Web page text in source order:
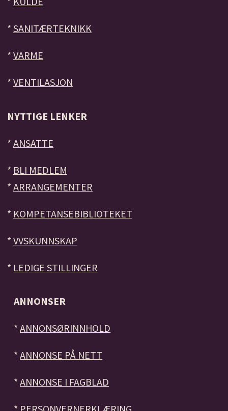
* SANITÆRTEKNIKK
* VARME
* VENTILASJON
NYTTIGE LENKER
* ANSATTE
* BLI MEDLEM
* ARRANGEMENTER
* KOMPETANSEBIBLIOTEKET
* VVSKUNNSKAP
* LEDIGE STILLINGER
ANNONSER
*ANNONSØRINNHOLD
*ANNONSE PÅ NETT
*ANNONSE I FAGBLAD